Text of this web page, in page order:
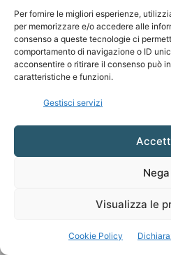
Per fornire le migliori esperienze,
per memorizzare e/o accedere alle
consenso a queste tecnologie ci
comportamento di navigazione o ID
acconsentire o ritirare il consenso può
caratteristiche e funzioni.
Gestisci servizi
Nega
Visualizza le
Cookie Policy